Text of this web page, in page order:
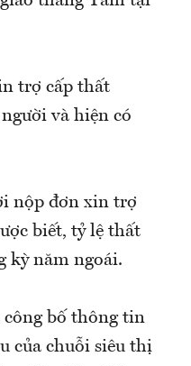
trợ cấp thất
và hiện có
nộp đơn xin trợ
biết, tỷ lệ thất
kỳ năm ngoái.
công bố thông tin
của chuỗi siêu thị